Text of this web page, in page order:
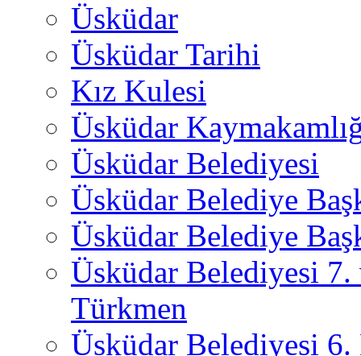
Üsküdar
Üsküdar Tarihi
Kız Kulesi
Üsküdar
Üsküdar Belediyesi
Üsküdar Belediye
Üsküdar Belediye
Üsküdar Belediyesi
Türkmen
Üsküdar Belediyesi 6.